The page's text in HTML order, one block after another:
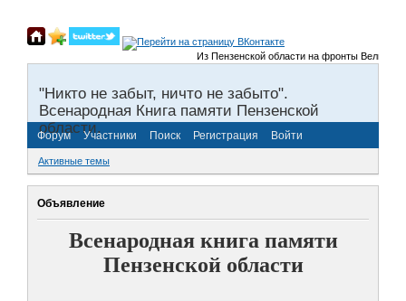
Из Пензенской области на фронты Великой
"Никто не забыт, ничто не забыто".
Всенародная Книга памяти Пензенской
области.
Форум Участники Поиск Регистрация Войти
Активные темы
Объявление
Всенародная книга памяти
Пензенской области